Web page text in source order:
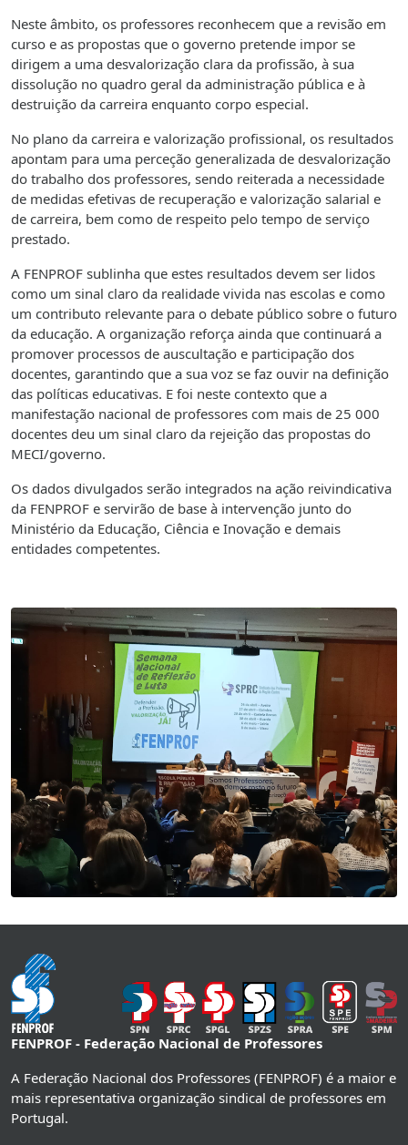
Neste âmbito, os professores reconhecem que a revisão em
curso e as propostas que o governo pretende impor se
dirigem a uma desvalorização clara da profissão, à sua
dissolução no quadro geral da administração pública e à
destruição da carreira enquanto corpo especial.
No plano da carreira e valorização profissional, os resultados
apontam para uma perceção generalizada de desvalorização
do trabalho dos professores, sendo reiterada a necessidade
de medidas efetivas de recuperação e valorização salarial e
de carreira, bem como de respeito pelo tempo de serviço
prestado.
A FENPROF sublinha que estes resultados devem ser lidos
como um sinal claro da realidade vivida nas escolas e como
um contributo relevante para o debate público sobre o futuro
da educação. A organização reforça ainda que continuará a
promover processos de auscultação e participação dos
docentes, garantindo que a sua voz se faz ouvir na definição
das políticas educativas. E foi neste contexto que a
manifestação nacional de professores com mais de 25 000
docentes deu um sinal claro da rejeição das propostas do
MECI/governo.
Os dados divulgados serão integrados na ação reivindicativa
da FENPROF e servirão de base à intervenção junto do
Ministério da Educação, Ciência e Inovação e demais
entidades competentes.
FENPROF - Federação Nacional de Professores
A Federação Nacional dos Professores (FENPROF) é a maior e
mais representativa organização sindical de professores em
Portugal.